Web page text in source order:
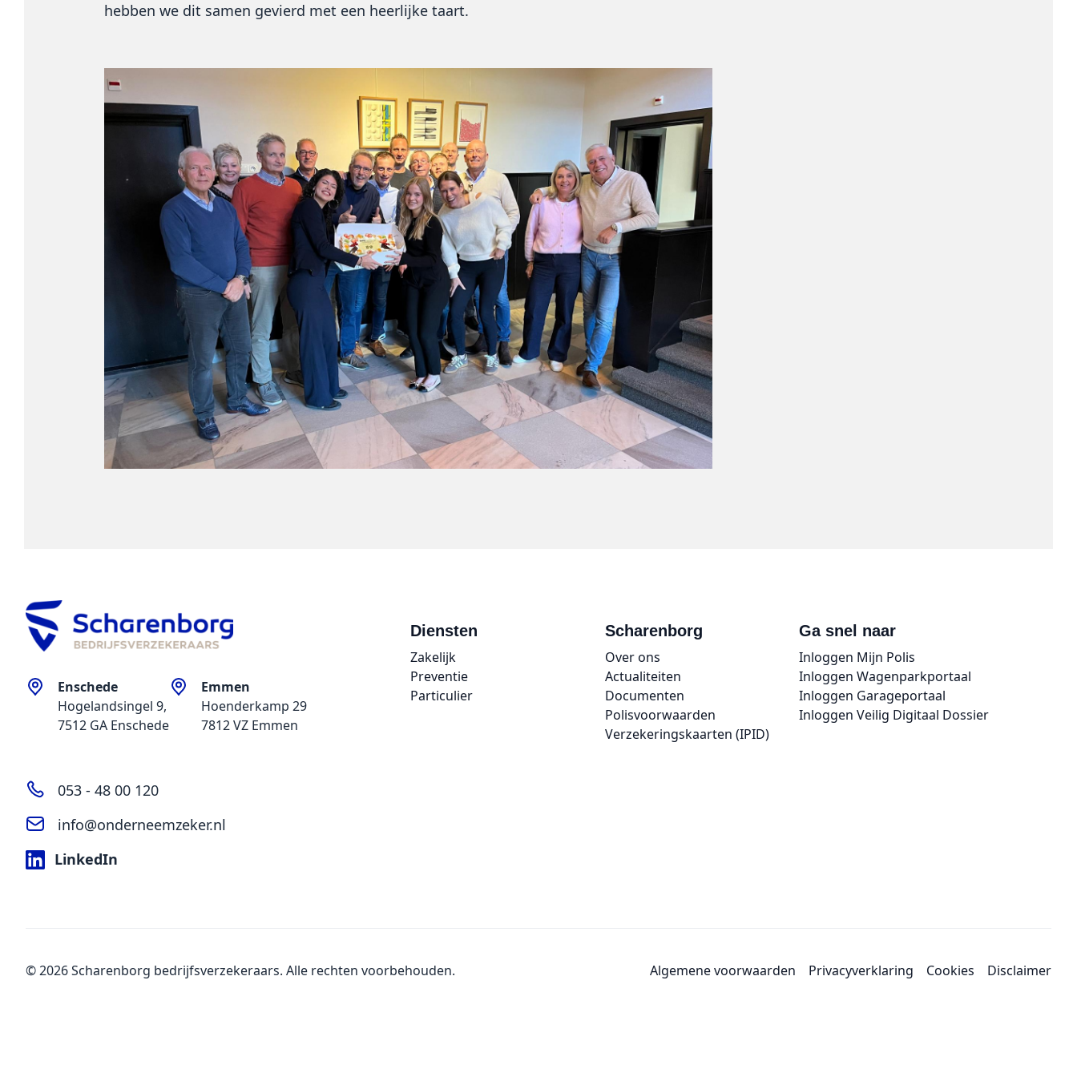
hebben we dit samen gevierd met een heerlijke taart.
Enschede
Hogelandsingel 9,
7512 GA Enschede
Emmen
Hoenderkamp 29
7812 VZ Emmen
053 - 48 00 120
info@onderneemzeker.nl
LinkedIn
Diensten
Zakelijk
Preventie
Particulier
Scharenborg
Over ons
Actualiteiten
Documenten
Polisvoorwaarden
Verzekeringskaarten (IPID)
Ga snel naar
Inloggen Mijn Polis
Inloggen Wagenparkportaal
Inloggen Garageportaal
Inloggen Veilig Digitaal Dossier
© 2026 Scharenborg bedrijfsverzekeraars. Alle rechten voorbehouden. Algemene voorwaarden Privacyverklaring Cookies Disclaimer